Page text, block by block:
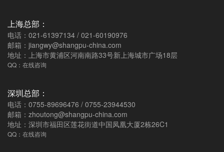
上海总部：
电话：021-61397134 / 021-60190976
邮箱：jiangwy@shangpu-china.com
地址：上海市黄浦区河南南路33号新上海城市广场18层
QQ：在线咨询
深圳总部：
电话：0755-89696476 / 0755-23944530
邮箱：zhoutong@shangpu-china.com
地址：深圳市福田区莲花街道中国凤凰大厦2栋26C1
QQ：在线咨询